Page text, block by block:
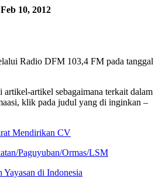
Feb 10, 2012
Radio DFM 103,4 FM pada tanggal
artikel-artikel sebagaimana terkait dalam
klik pada judul yang di inginkan –
Mendirikan CV
Paguyuban/Ormas/LSM
Yayasan di Indonesia